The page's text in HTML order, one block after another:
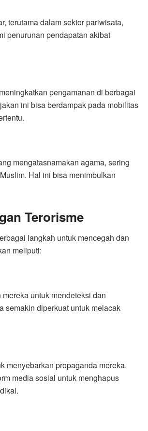
terutama dalam sektor pariwisata,
penurunan pendapatan akibat
pengamanan di berbagai
ini bisa berdampak pada mobilitas
mengatasnamakan agama, sering
Hal ini bisa menimbulkan
Terorisme
langkah untuk mencegah dan
meliputi:
untuk mendeteksi dan
semakin diperkuat untuk melacak
menyebarkan propaganda mereka.
media sosial untuk menghapus